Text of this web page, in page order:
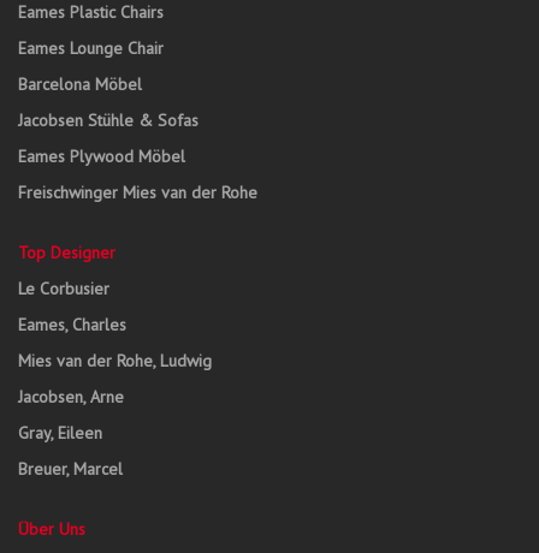
Eames Plastic Chairs
Eames Lounge Chair
Barcelona Möbel
Jacobsen Stühle & Sofas
Eames Plywood Möbel
Freischwinger Mies van der Rohe
Top Designer
Le Corbusier
Eames, Charles
Mies van der Rohe, Ludwig
Jacobsen, Arne
Gray, Eileen
Breuer, Marcel
Über Uns